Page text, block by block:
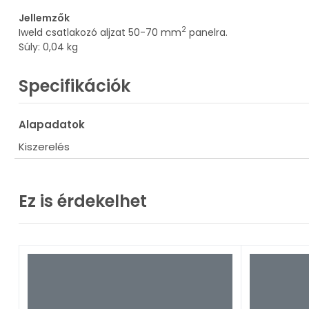
Jellemzők
Iweld csatlakozó aljzat 50-70 mm2 panelra.
Súly: 0,04 kg
Specifikációk
Alapadatok
Kiszerelés
Ez is érdekelhet